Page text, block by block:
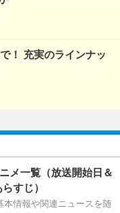
！ 充実のラインナッ
メ一覧（放送開始日＆
すじ）
本情報や関連ニュースを随